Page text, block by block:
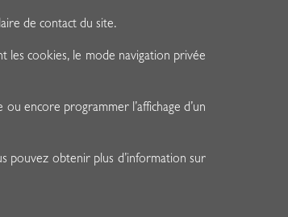
de contact du site.
les cookies, le mode navigation privée
encore programmer l’affichage d’un
pouvez obtenir plus d’information sur